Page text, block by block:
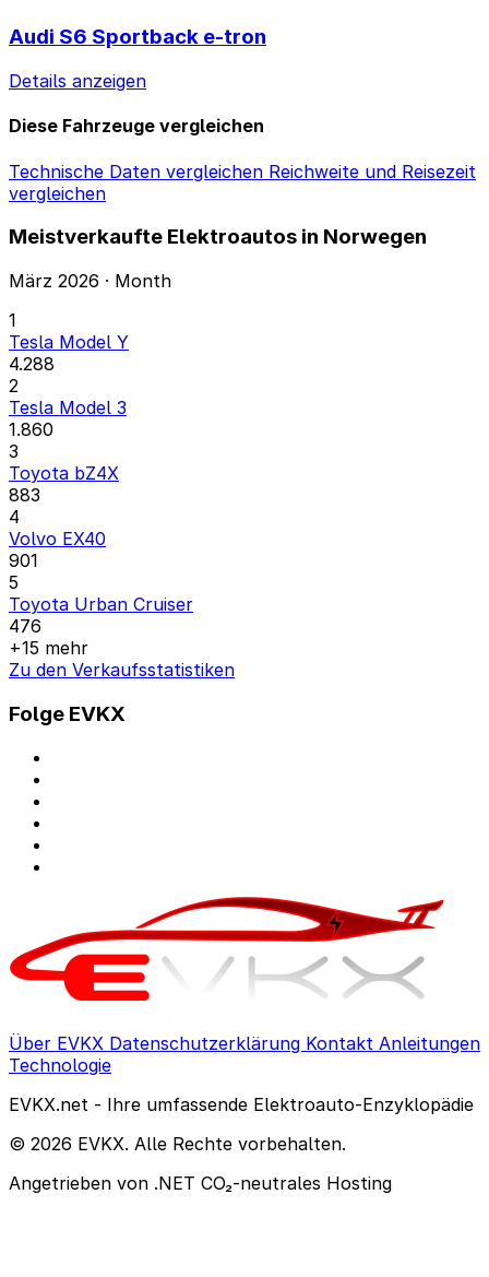
Audi S6 Sportback e-tron
Details anzeigen
Diese Fahrzeuge vergleichen
Technische Daten vergleichen Reichweite und Reisezeit
vergleichen
Meistverkaufte Elektroautos in Norwegen
März 2026 · Month
1
Tesla Model Y
4.288
2
Tesla Model 3
1.860
3
Toyota bZ4X
883
4
Volvo EX40
901
5
Toyota Urban Cruiser
476
+15 mehr
Zu den Verkaufsstatistiken
Folge EVKX
Über EVKX Datenschutzerklärung Kontakt Anleitungen
Technologie
EVKX.net - Ihre umfassende Elektroauto-Enzyklopädie
© 2026 EVKX. Alle Rechte vorbehalten.
Angetrieben von .NET CO₂-neutrales Hosting